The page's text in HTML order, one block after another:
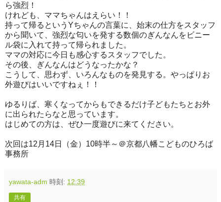
ら強烈！
けれども、ママちゃんはえらい！！
持って帰るというYちゃんの言葉に、始末の仕方をスタッフ
から聞いて、強烈な匂いを発する数個のぎんなんをビニー
ル袋に入れて持って帰られました。
ママの対応に今日も感心するスタッフでした。
その後、ぎんなんはどうなったかな？
こうして、思わず、いろんなものを発見する。やっぱりお
外遊びはいいですねぇ！！
ゆるりば、寒くなってからもできるだけ子どもたちとお外
に出られたらなと思っています。
はじめての方は、ぜひ一度遊びに来てください。
次回は12月14日（金）10時半～＠京都八幡こどものひろば
事務所
yawata-adm 時刻: 12:39
共有